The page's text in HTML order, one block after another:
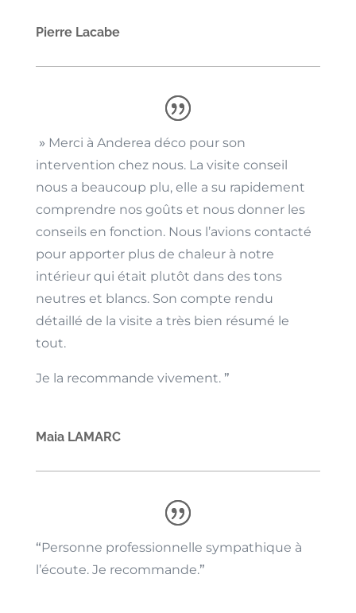
Pierre Lacabe
» Merci à Anderea déco pour son
intervention chez nous. La visite conseil
nous a beaucoup plu, elle a su rapidement
comprendre nos goûts et nous donner les
conseils en fonction. Nous l’avions contacté
pour apporter plus de chaleur à notre
intérieur qui était plutôt dans des tons
neutres et blancs. Son compte rendu
détaillé de la visite a très bien résumé le
tout.
Je la recommande vivement. ”
Maia LAMARC
“Personne professionnelle sympathique à
l’écoute. Je recommande.”